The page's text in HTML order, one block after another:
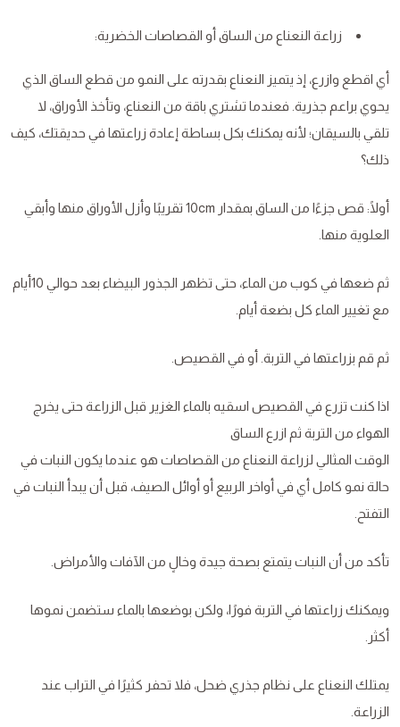
زراعة النعناع من الساق أو القصاصات الخضرية:
أي اقطع وازرع، إذ يتميز النعناع بقدرته على النمو من قطع الساق الذي
يحوي براعم جذرية. فعندما تشتري باقة من النعناع، وتأخذ الأوراق، لا
تلقي بالسيقان؛ لأنه يمكنك بكل بساطة إعادة زراعتها في حديقتك، كيف
ذلك؟
أولًا: قص جزءًا من الساق بمقدار 10cm تقريبًا وأزل الأوراق منها وأبقي
العلوية منها.
ثم ضعها في كوب من الماء، حتى تظهر الجذور البيضاء بعد حوالي 10أيام
مع تغيير الماء كل بضعة أيام.
ثم قم بزراعتها في التربة. أو في القصيص.
اذا كنت تزرع في القصيص اسقيه بالماء الغزير قبل الزراعة حتى يخرج
الهواء من التربة ثم ازرع الساق
الوقت المثالي لزراعة النعناع من القصاصات هو عندما يكون النبات في
حالة نمو كامل أي في أواخر الربيع أو أوائل الصيف، قبل أن يبدأ النبات في
التفتح.
تأكد من أن النبات يتمتع بصحة جيدة وخالٍ من الآفات والأمراض.
ويمكنك زراعتها في التربة فورًا، ولكن بوضعها بالماء ستضمن نموها
أكثر.
يمتلك النعناع على نظام جذري ضحل، فلا تحفر كثيرًا في التراب عند
الزراعة.